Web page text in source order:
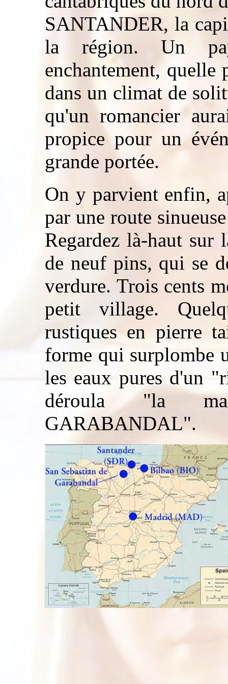
SANTANDER, la
la région. Un
enchantement,
dans un climat de
qu'un romancier
propice pour un
grande portée.
On y parvient enfin,
par une route
Regardez là-haut sur
de neuf pins, qui se
verdure. Trois cents
petit village.
rustiques en pierre
forme qui surplombe
les eaux pures d'un
déroula "la
GARABANDAL".